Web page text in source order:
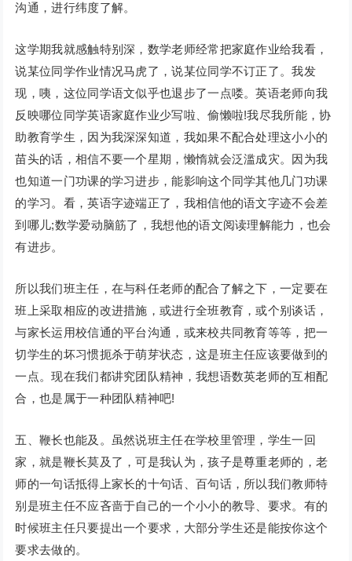
沟通，进行纬度了解。
这学期我就感触特别深，数学老师经常把家庭作业给我看，
说某位同学作业情况马虎了，说某位同学不订正了。我发
现，咦，这位同学语文似乎也退步了一点喽。英语老师向我
反映哪位同学英语家庭作业少写啦、偷懒啦!我尽我所能，协
助教育学生，因为我深深知道，我如果不配合处理这小小的
苗头的话，相信不要一个星期，懒惰就会泛滥成灾。因为我
也知道一门功课的学习进步，能影响这个同学其他几门功课
的学习。看，英语字迹端正了，我相信他的语文字迹不会差
到哪儿;数学爱动脑筋了，我想他的语文阅读理解能力，也会
有进步。
所以我们班主任，在与科任老师的配合了解之下，一定要在
班上采取相应的改进措施，或进行全班教育，或个别谈话，
与家长运用校信通的平台沟通，或来校共同教育等等，把一
切学生的坏习惯扼杀于萌芽状态，这是班主任应该要做到的
一点。现在我们都讲究团队精神，我想语数英老师的互相配
合，也是属于一种团队精神吧!
五、鞭长也能及。虽然说班主任在学校里管理，学生一回
家，就是鞭长莫及了，可是我认为，孩子是尊重老师的，老
师的一句话抵得上家长的十句话、百句话，所以我们教师特
别是班主任不应吝啬于自己的一个小小的教导、要求。有的
时候班主任只要提出一个要求，大部分学生还是能按你这个
要求去做的。